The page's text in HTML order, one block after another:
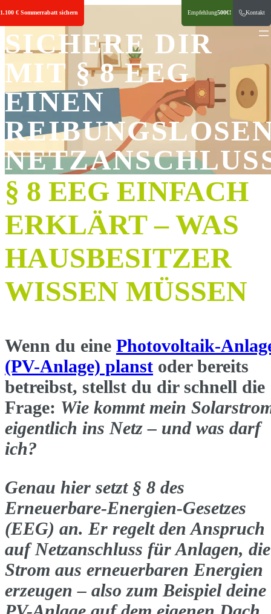
Zum
1.100 € Sommerrabatt sichern Empfehlung500€! Kontakt
Gesetze & Regularien
SICHERE DIR
MIT § 8 EEG
EINEN
§ 8 EEG EINFACH
ERKLÄRT – WAS
HAUSBESITZER
WISSEN MÜSSEN
Wenn du eine Photovoltaik-
(PV-Anlage) planst oder bereits
betreibst, stellst du dir schnell die
Frage: Wie kommt mein
eigentlich ins Netz – und was darf
ich?
Genau hier setzt § 8 des
Erneuerbare-Energien-Gesetzes
(EEG) an. Er regelt denAnspruch
auf Netzanschluss für Anlagen, die
Strom aus erneuerbaren Energien
erzeugen – also zum Beispiel deine